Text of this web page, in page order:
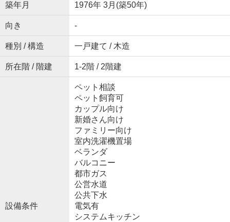
築年月 1976年 3月(築50年)
向き -
種別 / 構造 一戸建て / 木造
所在階 / 階建 1-2階 / 2階建
設備条件
ペット相談
ペット飼育可
カップル向け
新婚さん向け
ファミリー向け
室内洗濯機置場
ベランダ
バルコニー
都市ガス
公営水道
公共下水
電気有
システムキッチン